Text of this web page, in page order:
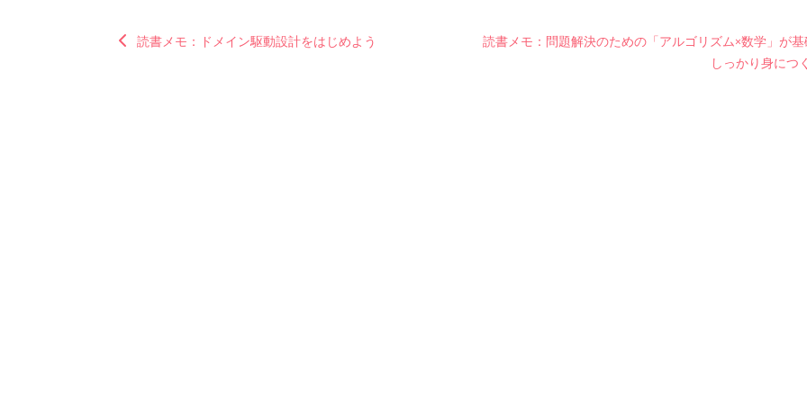
読書メモ：ドメイン駆動設計をはじめよう
読書メモ：問題解決のための「アルゴリズム×数学」が
しっかり身につ